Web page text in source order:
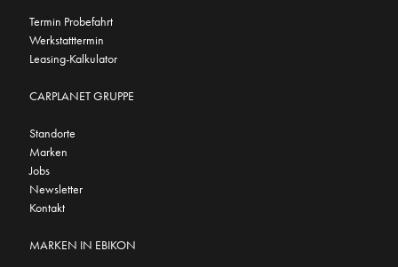
Termin Probefahrt
Werkstatttermin
Leasing-Kalkulator
CARPLANET GRUPPE
Standorte
Marken
Jobs
Newsletter
Kontakt
MARKEN IN EBIKON